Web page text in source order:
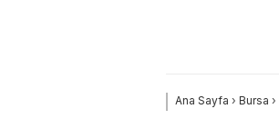
Ana Sayfa › Bursa ›